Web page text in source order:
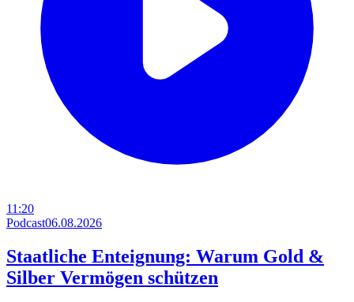
11:20
Podcast06.08.2026
Staatliche Enteignung: Warum Gold &
Silber Vermögen schützen